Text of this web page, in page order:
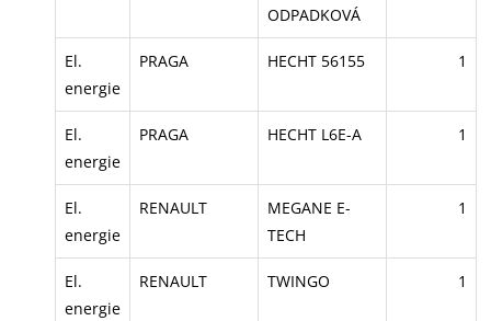
ODPADKOVÁ
El.
energie
PRAGA HECHT 56155 1
El.
energie
PRAGA HECHT L6E-A 1
El.
energie
RENAULT
MEGANE E-
TECH
1
El.
energie
RENAULT TWINGO 1